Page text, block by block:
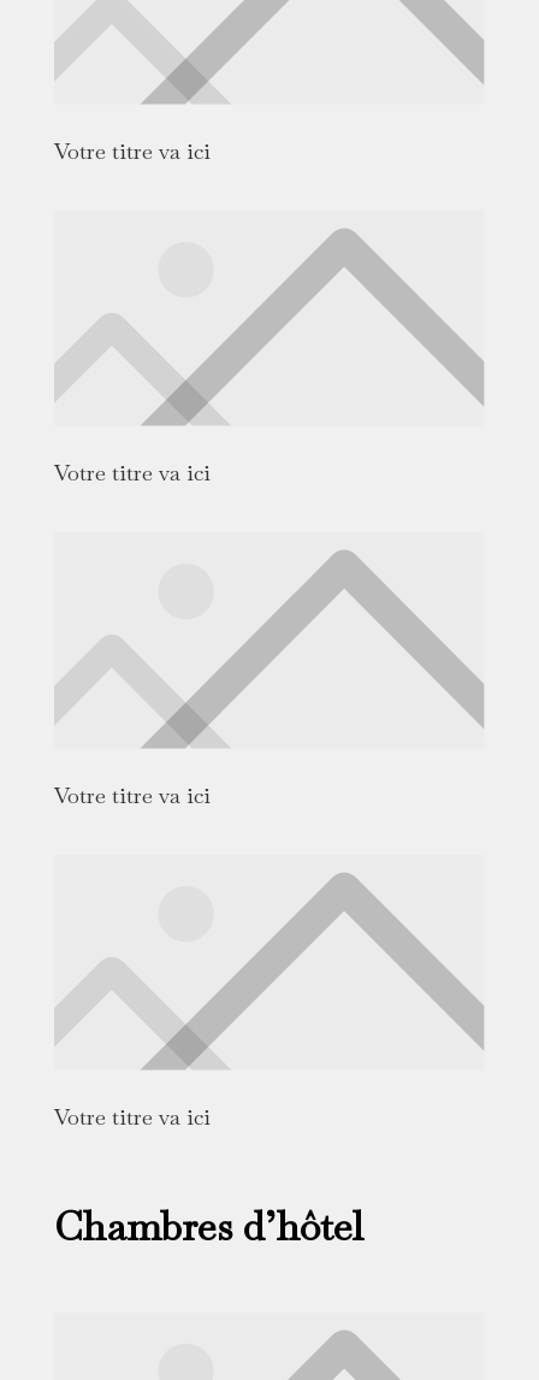
Votre titre va ici
Votre titre va ici
Votre titre va ici
Votre titre va ici
Chambres d’hôtel